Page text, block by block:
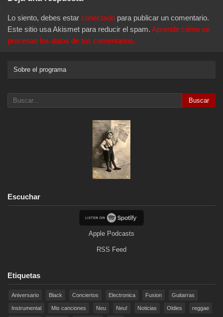
Lo siento, debes estar conectado para publicar un comentario.
Este sitio usa Akismet para reducir el spam. Aprende cómo se
procesan los datos de tus comentarios.
Sobre el programa
Buscar
Escuchar
Apple Podcasts
RSS Feed
Etiquetas
Aniversario Black Conciertos Electronica Fusion Guitarras
Instrumental Mis canciones Neu Neu! Noticias Oldies reggae